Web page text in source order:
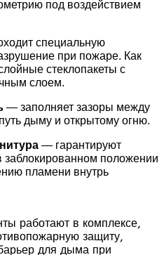
под воздействием
специальную
при пожаре. Как
стеклопакеты с
слоем.
— заполняет зазоры между
дыму и открытому огню.
— гарантируют
заблокированном положении
пламени внутрь
работают в комплексе,
защиту,
для дыма при